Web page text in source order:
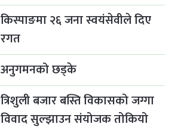
किस्पाङमा २६ जना स्वयंसेवीले दिए
रगत
अनुगमनको छड्के
त्रिशुली बजार बस्ति विकासको जग्गा
विवाद सुल्झाउन संयोजक तोकियो